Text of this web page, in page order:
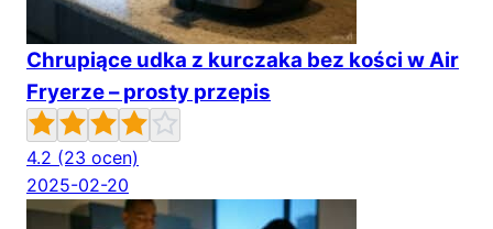
Chrupiące udka z kurczaka bez kości w Air
Fryerze – prosty przepis
4.2 (23 ocen)
2025-02-20